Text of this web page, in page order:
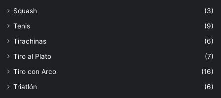
Squash
(3)
Tenis
(9)
Tirachinas
(6)
Tiro al Plato
(7)
Tiro con Arco
(16)
Triatlón
(6)